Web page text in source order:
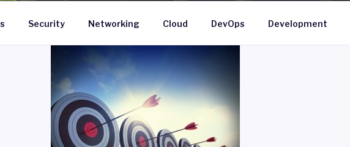
Security Networking Cloud DevOps Development